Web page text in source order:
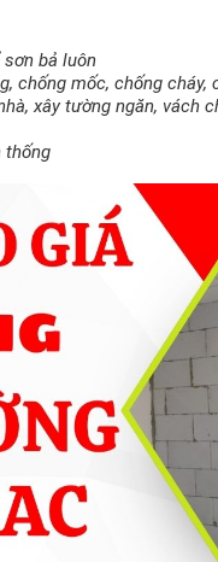
bả luôn
chống mốc, chống
xây tường ngăn, vách
thống